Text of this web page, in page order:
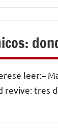
leer:–
revive: tres